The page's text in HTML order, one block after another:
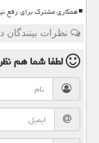
همکاری مشترک برای رفع
نظرات
لطفا شما هم